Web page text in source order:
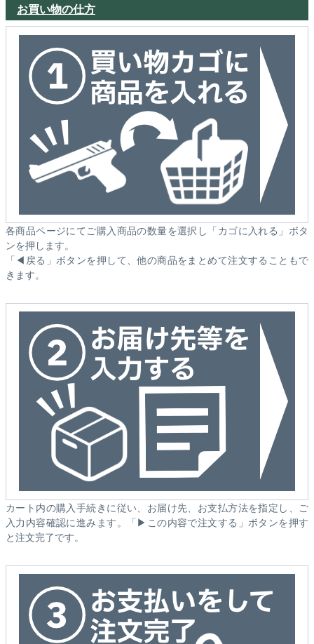
お買い物の仕方
各商品ページにてご購入商品の数量を選択し「カゴに入れる」ボタ
ンを押します。
「◀戻る」ボタンを押して、他の商品をまとめて注文することもで
きます。
カート内の購入手続きに従い、お届け先、お支払方法を指定し、ご
入力内容確認に進みます。「▶この内容で注文する」ボタンを押す
と注文完了です。